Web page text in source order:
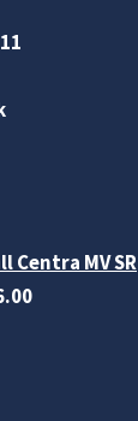
MV SR